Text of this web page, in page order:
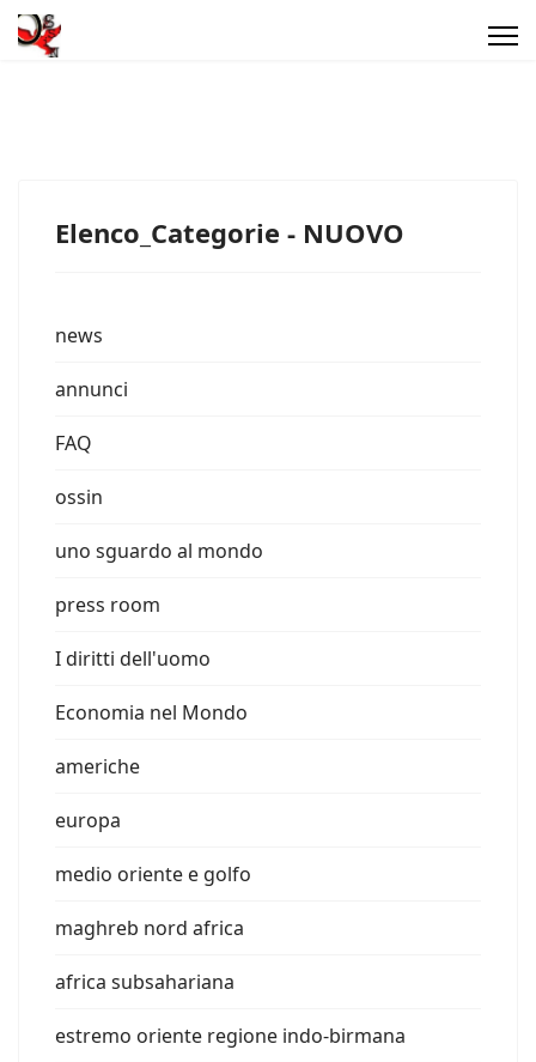
Elenco_Categorie - NUOVO
news
annunci
FAQ
ossin
uno sguardo al mondo
press room
I diritti dell'uomo
Economia nel Mondo
americhe
europa
medio oriente e golfo
maghreb nord africa
africa subsahariana
estremo oriente regione indo-birmana